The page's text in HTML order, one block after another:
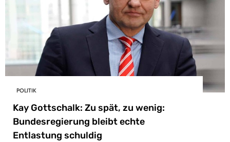
POLITIK
Kay Gottschalk: Zu spät, zu wenig:
Bundesregierung bleibt echte
Entlastung schuldig